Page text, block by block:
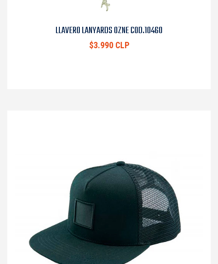
LLAVERO LANYARDS OZNE COD.10460
$3.990 CLP